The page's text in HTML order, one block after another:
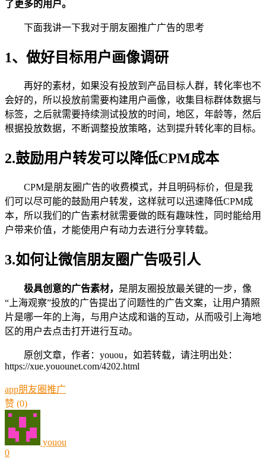
了更多的用户。
下面我讲一下我对于朋友圈推广广告的思考
1、做好目标用户画像调研
再好的素材，如果没有投放到产品目标人群，转化率也不
会好的，所以投放前需要构建用户画像，收集目标群体数据与
标签，之后就需要持续测试投放的时间，地区，年龄等，然后
根据投放数据，不断调整投放策略，达到提升转化率的目标。
2.鼓励用户转发可以降低CPM成本
CPM是朋友圈广告的收费模式，并且明码标价，但是我
们可以尽可能的鼓励用户转发，这样就可以迅速降低CPM成
本，所以我们的广告素材就需要做的既有趣味性，同时能给用
户带来价值，才能使用户有动力去进行分享转载。
3.如何让微信朋友圈广告吸引人
极具创意的广告素材， 是朋友圈投放最关键的一步，像
“上海观察”投放的广告提出了问题性的广告文案，让用户猜照
片是哪一年的上海，与用户达成和谐的互动，从而吸引上海地
区的用户去点击打开进行互动。
原创文章，作者：youou，如若转载，请注明出处：
https://xue.youounet.com/4202.html
app朋友圈推广
赞 (0)
youou
0